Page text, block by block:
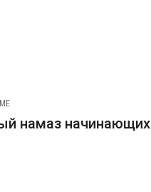
намаз начинающих